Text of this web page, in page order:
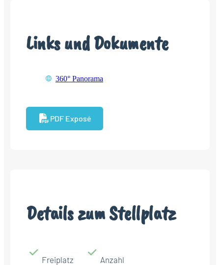
Links und Dokumente
360° Panorama
PDF Exposé
Details zum Stellplatz
Freiplatz Anzahl